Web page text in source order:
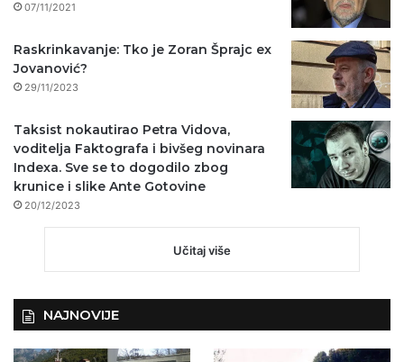
07/11/2021
Raskrinkavanje: Tko je Zoran Šprajc ex
Jovanović?
29/11/2023
Taksist nokautirao Petra Vidova,
voditelja Faktografa i bivšeg novinara
Indexa. Sve se to dogodilo zbog
krunice i slike Ante Gotovine
20/12/2023
Učitaj više
NAJNOVIJE